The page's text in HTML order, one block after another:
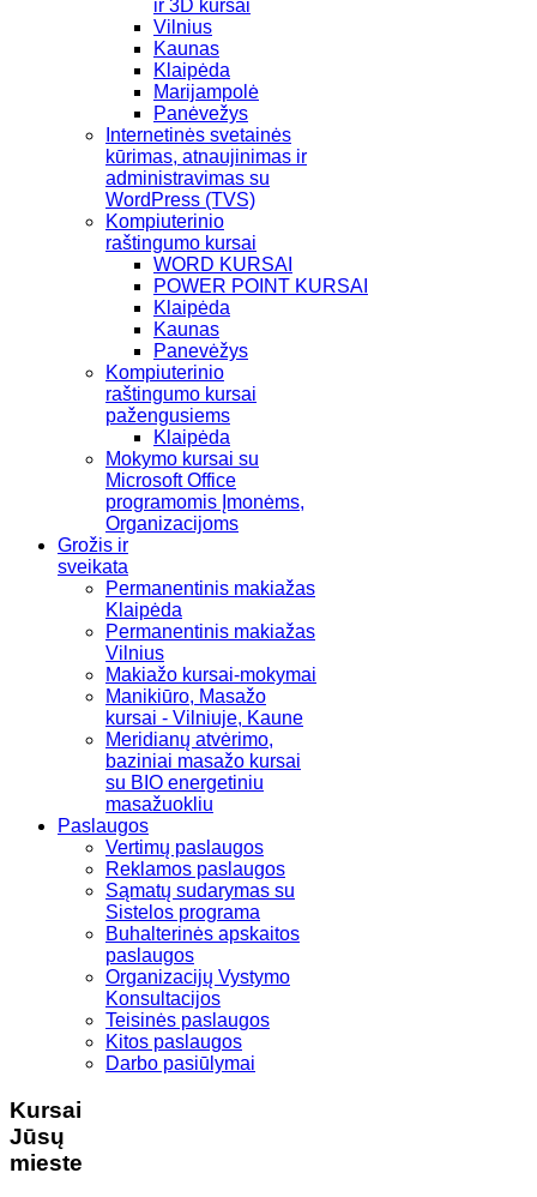
ir 3D kursai
Vilnius
Kaunas
Klaipėda
Marijampolė
Panėvežys
Internetinės svetainės
kūrimas, atnaujinimas ir
administravimas su
WordPress (TVS)
Kompiuterinio
raštingumo kursai
WORD KURSAI
POWER POINT KURSAI
Klaipėda
Kaunas
Panevėžys
Kompiuterinio
raštingumo kursai
pažengusiems
Klaipėda
Mokymo kursai su
Microsoft Office
programomis Įmonėms,
Organizacijoms
Grožis ir
sveikata
Permanentinis makiažas
Klaipėda
Permanentinis makiažas
Vilnius
Makiažo kursai-mokymai
Manikiūro, Masažo
kursai - Vilniuje, Kaune
Meridianų atvėrimo,
baziniai masažo kursai
su BIO energetiniu
masažuokliu
Paslaugos
Vertimų paslaugos
Reklamos paslaugos
Sąmatų sudarymas su
Sistelos programa
Buhalterinės apskaitos
paslaugos
Organizacijų Vystymo
Konsultacijos
Teisinės paslaugos
Kitos paslaugos
Darbo pasiūlymai
Kursai
Jūsų
mieste